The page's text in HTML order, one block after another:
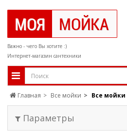
Важно - чего Вы хотите :)
Интернет-магазин сантехники
Главная Все мойки Все мойки
Параметры